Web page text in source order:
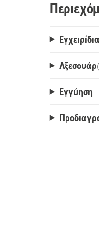
Αξεσουάρ(
Εγγύηση